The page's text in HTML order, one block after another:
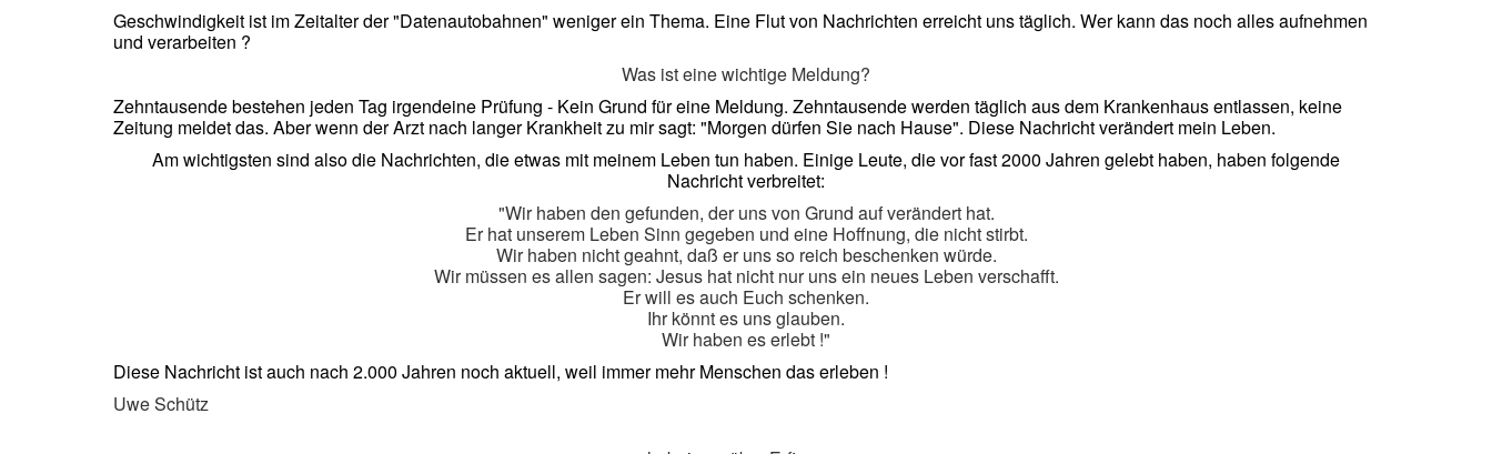
Geschwindigkeit ist im Zeitalter der "Datenautobahnen" weniger ein Thema. Eine Flut von Nachrichten erreicht uns täglich. Wer kann das noch alles aufnehmen
und verarbeiten ?
Was ist eine wichtige Meldung?
Zehntausende bestehen jeden Tag irgendeine Prüfung - Kein Grund für eine Meldung. Zehntausende werden täglich aus dem Krankenhaus entlassen, keine
Zeitung meldet das. Aber wenn der Arzt nach langer Krankheit zu mir sagt: "Morgen dürfen Sie nach Hause". Diese Nachricht verändert mein Leben.
Am wichtigsten sind also die Nachrichten, die etwas mit meinem Leben tun haben. Einige Leute, die vor fast 2000 Jahren gelebt haben, haben folgende
Nachricht verbreitet:
"Wir haben den gefunden, der uns von Grund auf verändert hat.
Er hat unserem Leben Sinn gegeben und eine Hoffnung, die nicht stirbt.
Wir haben nicht geahnt, daß er uns so reich beschenken würde.
Wir müssen es allen sagen: Jesus hat nicht nur uns ein neues Leben verschafft.
Er will es auch Euch schenken.
Ihr könnt es uns glauben.
Wir haben es erlebt !"
Diese Nachricht ist auch nach 2.000 Jahren noch aktuell, weil immer mehr Menschen das erleben !
Uwe Schütz